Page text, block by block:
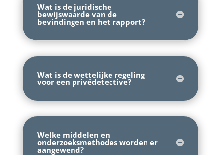
Wat is de juridische
bewijswaarde van de
bevindingen en het rapport?
Wat is de wettelijke regeling
voor een privédetective?
Welke middelen en
onderzoeksmethodes worden er
aangewend?